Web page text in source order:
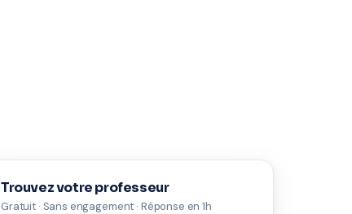
Trouvez votre professeur
Gratuit · Sans engagement · Réponse en 1h